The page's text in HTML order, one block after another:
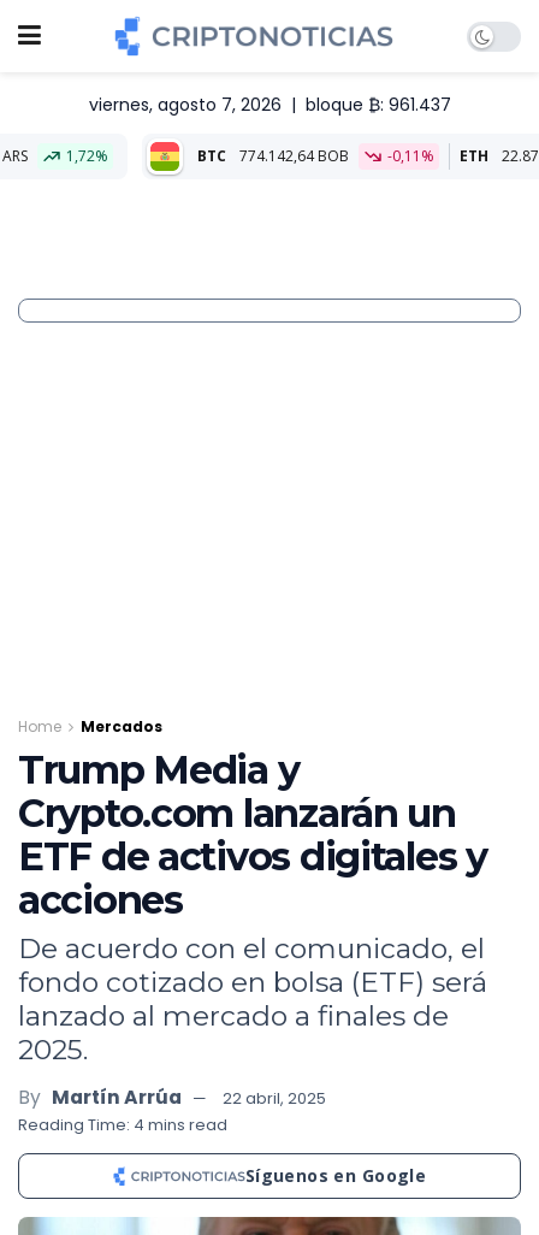
viernes, agosto 7, 2026 | bloque ₿: 961.437
BTC 774.142,64 BOB -0,11% ETH 22.874,22 BOB
Home Mercados
Trump Media y
Crypto.com lanzarán un
ETF de activos digitales y
acciones
De acuerdo con el comunicado, el
fondo cotizado en bolsa (ETF) será
lanzado al mercado a finales de
2025.
By Martín Arrúa
22 abril, 2025
Reading Time: 4 mins read
Síguenos en Google